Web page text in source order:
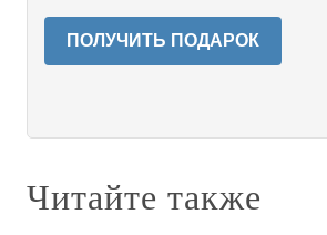
ПОЛУЧИТЬ ПОДАРОК
Читайте также